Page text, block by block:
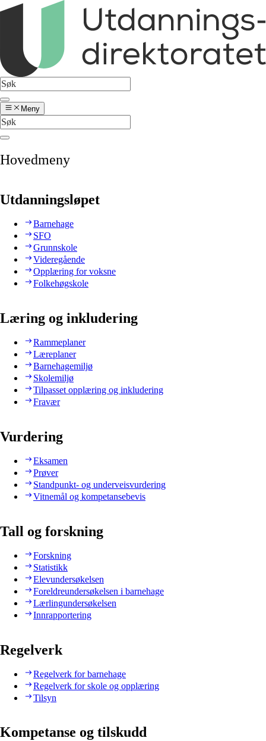
Meny
Hovedmeny
Utdanningsløpet
Barnehage
SFO
Grunnskole
Videregående
Opplæring for voksne
Folkehøgskole
Læring og inkludering
Rammeplaner
Læreplaner
Barnehagemiljø
Skolemiljø
Tilpasset opplæring og inkludering
Fravær
Vurdering
Eksamen
Prøver
Standpunkt- og underveisvurdering
Vitnemål og kompetansebevis
Tall og forskning
Forskning
Statistikk
Elevundersøkelsen
Foreldreundersøkelsen i barnehage
Lærlingundersøkelsen
Innrapportering
Regelverk
Regelverk for barnehage
Regelverk for skole og opplæring
Tilsyn
Kompetanse og tilskudd